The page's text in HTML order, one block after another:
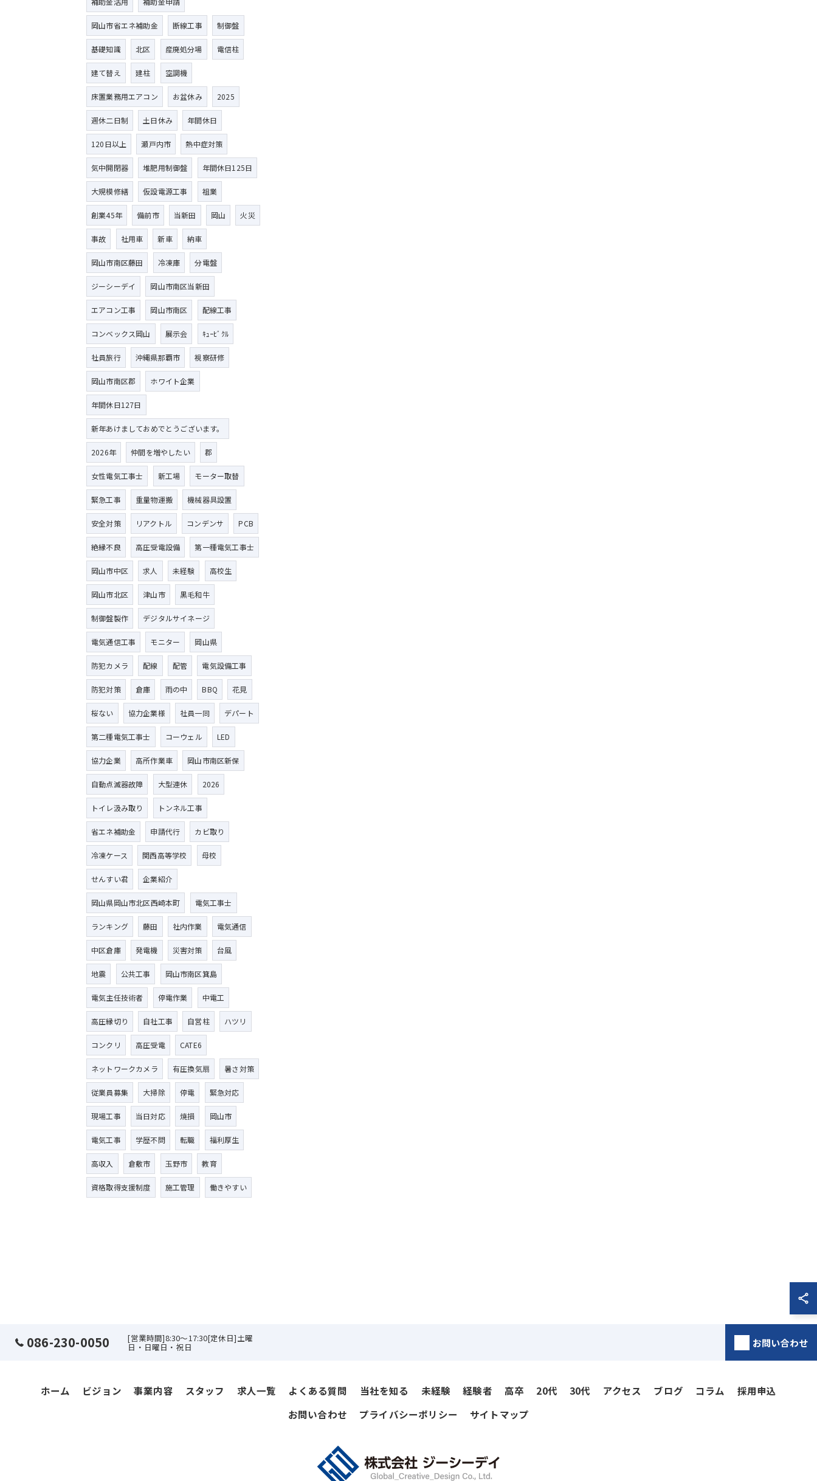
岡山市省エネ補助金 断線工事 制御盤
基礎知識 北区 産廃処分場 電信柱
建て替え 建柱 空調機
床置業務用エアコン お盆休み 2025
週休二日制 土日休み 年間休日
120日以上 瀬戸内市 熱中症対策
気中開閉器 堆肥用制御盤 年間休日125日
大規模修繕 仮設電源工事 祖業
創業45年 備前市 当新田 岡山 火災
事故 社用車 新車 納車
岡山市南区藤田 冷凍庫 分電盤
ジーシーデイ 岡山市南区当新田
エアコン工事 岡山市南区 配線工事
コンベックス岡山 展示会 ｷｭｰﾋﾞｸﾙ
社員旅行 沖縄県那覇市 視察研修
岡山市南区郡 ホワイト企業
年間休日127日
新年あけましておめでとうございます。
2026年 仲間を増やしたい 郡
女性電気工事士 新工場 モーター取替
緊急工事 重量物運搬 機械器具設置
安全対策 リアクトル コンデンサ PCB
絶縁不良 高圧受電設備 第一種電気工事士
岡山市中区 求人 未経験 高校生
岡山市北区 津山市 黒毛和牛
制御盤製作 デジタルサイネージ
電気通信工事 モニター 岡山県
防犯カメラ 配線 配管 電気設備工事
防犯対策 倉庫 雨の中 BBQ 花見
桜ない 協力企業様 社員一同 デパート
第二種電気工事士 コーウェル LED
協力企業 高所作業車 岡山市南区新保
自動点滅器故障 大型連休 2026
トイレ汲み取り トンネル工事
省エネ補助金 申請代行 カビ取り
冷凍ケース 関西高等学校 母校
せんすい君 企業紹介
岡山県岡山市北区西崎本町 電気工事士
ランキング 藤田 社内作業 電気通信
中区倉庫 発電機 災害対策 台風
地震 公共工事 岡山市南区箕島
電気主任技術者 停電作業 中電工
高圧縁切り 自社工事 自営柱 ハツリ
コンクリ 高圧受電 CATE6
ネットワークカメラ 有圧換気扇 暑さ対策
従業員募集 大掃除 停電 緊急対応
現場工事 当日対応 焼損 岡山市
電気工事 学歴不問 転職 福利厚生
高収入 倉敷市 玉野市 教育
資格取得支援制度 施工管理 働きやすい
086-230-0050 [営業時間]8:30～17:30[定休日]土曜
日・日曜日・祝日 お問い合わせ
ホーム ビジョン 事業内容 スタッフ 求人一覧 よくある質問 当社を知る 未経験 経験者 高卒 20代 30代 アクセス ブログ コラム
採用申込
お問い合わせ
プライバシーポリシー サイトマップ